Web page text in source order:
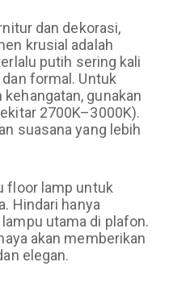
dan dekorasi,
krusial adalah
putih sering kali
formal. Untuk
gunakan
2700K–3000K).
suasana yang lebih
floor lamp untuk
Hindari hanya
utama di plafon.
akan memberikan
elegan.